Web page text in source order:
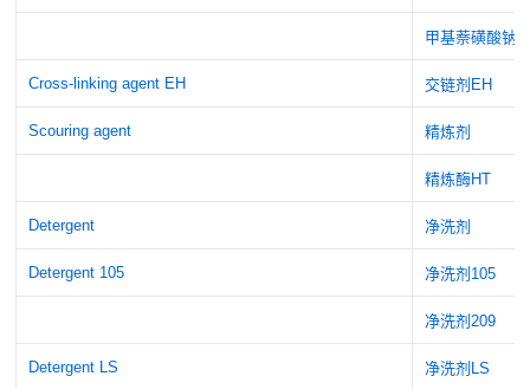
甲基萘磺酸钠
Cross-linking agent EH 交链剂EH
Scouring agent 精炼剂
精炼酶HT
Detergent 净洗剂
Detergent 105 净洗剂105
净洗剂209
Detergent LS 净洗剂LS